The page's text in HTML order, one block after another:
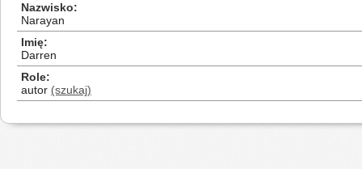
Nazwisko
Narayan
Imię
Darren
Role
autor (szukaj)